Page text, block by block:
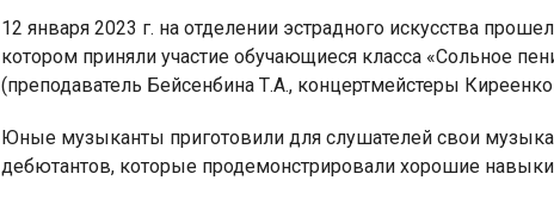
12 января 2023 г. на отделении эстрадного искусства
котором приняли участие обучающиеся класса «Сольное
(преподаватель Бейсенбина Т.А., концертмейстеры
Юные музыканты приготовили для слушателей свои
дебютантов, которые продемонстрировали хорошие навыки